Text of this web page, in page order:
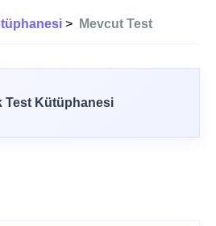
> Mevcut Test
Test Kütüphanesi